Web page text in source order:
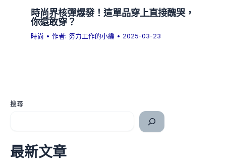
時尚界核彈爆發！這單品穿上直接醜哭，
你還敢穿？
時尚 • 作者:努力工作的小編 • 2025-03-23
搜尋
最新文章